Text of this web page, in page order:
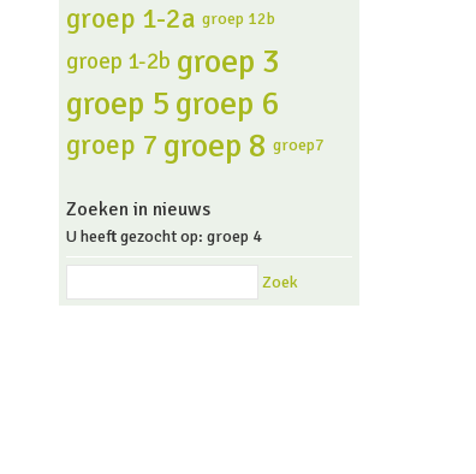
groep 1-2a groep 12b
groep 1-2b groep 3
groep 5 groep 6
groep 7 groep 8 groep7
Zoeken in nieuws
U heeft gezocht op: groep 4
Zoek